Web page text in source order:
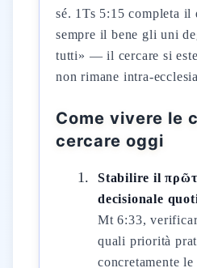
sé. 1Ts 5:15 completa il
sempre il bene gli uni
tutti» — il cercare si
non rimane intra-
Come vivere le
cercare oggi
Stabilire il
decisionale
Mt 6:33,
quali priorità
concretamente